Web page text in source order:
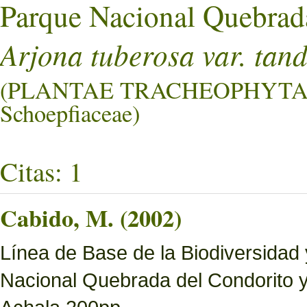
Parque Nacional
Arjona tuberosa var.
(PLANTAE
Schoepfiaceae)
Citas: 1
Cabido, M. (2002)
Línea de Base de la
Nacional Quebrada del Condorito